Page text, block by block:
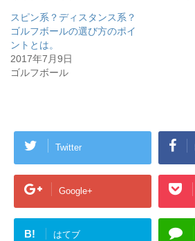
スピン系？ディスタンス系？
ゴルフボールの選び方のポイ
ントとは。
2017年7月9日
ゴルフボール
Twitter
Google+
B! はてブ